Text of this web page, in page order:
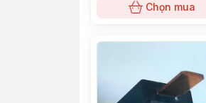
Chọn mua